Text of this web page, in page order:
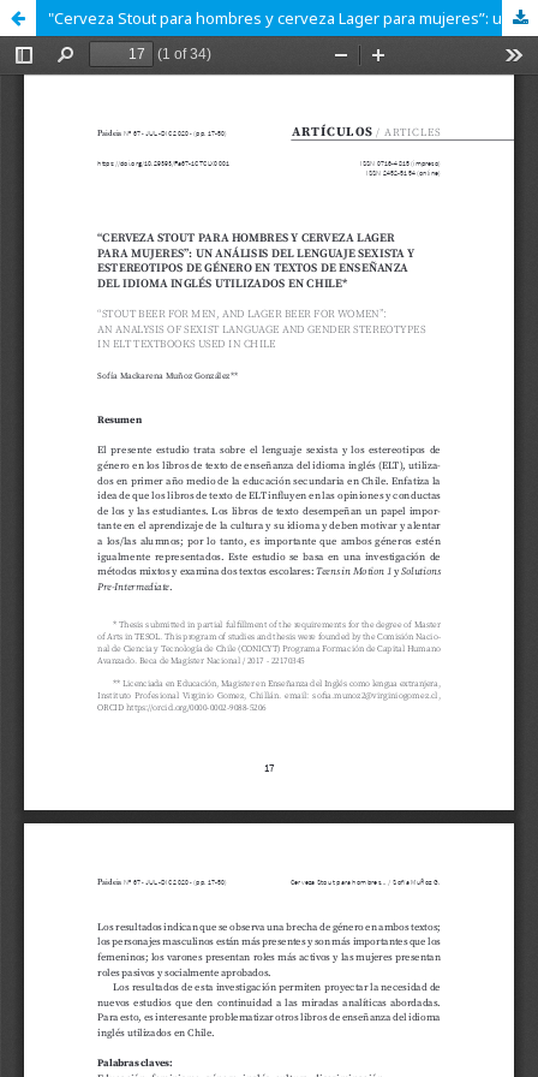
"Cerveza Stout para hombres y cerveza Lager para mujeres”: un análisis del lenguaje sexista y estereotipos de género en textos de enseñanza del idioma inglés utilizados en Chile